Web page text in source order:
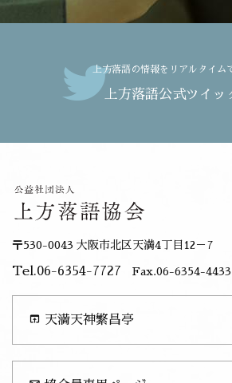
上方落語の情報をリアルタイム
上方落語公式ツイッ
〒530-0043 大阪市北区天満4丁目12－7
Tel.06-6354-7727 Fax.06-6354-4433
open_in_browser 天満天神繁昌亭